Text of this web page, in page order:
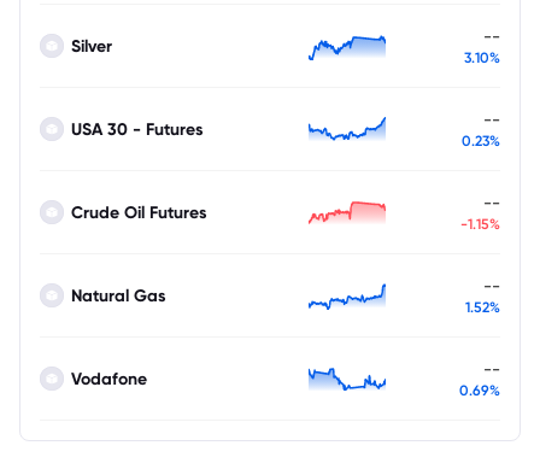
Silver --
3.10%
USA 30 - Futures --
0.23%
Crude Oil Futures --
-1.15%
Natural Gas --
1.52%
Vodafone --
0.69%